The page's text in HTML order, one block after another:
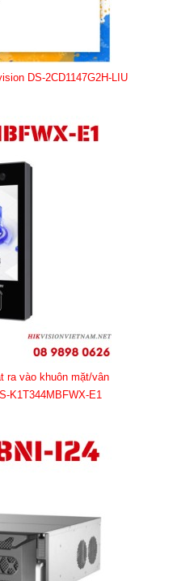
DS-2CD1147G2H-LIU
ra vào khuôn mặt/vân
K1T344MBFWX-E1